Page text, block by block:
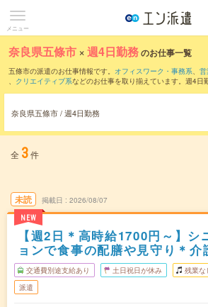
メニュー
奈良県五條市 ×週4日勤務のお仕事一覧
五條市の派遣のお仕事情報です。 オフィスワーク・事務系、
、 クリエイティブ系などのお仕事を取り揃えています。週4日
奈良県五條市 / 週4日勤務
全 3件
未読
NEW
掲載日 2026/08/07
【週2日＊高時給1700円～】シ
ョンで食事の配膳や見守り＊介
交通費別途支給あり 土日祝日が休み 残業な
派遣